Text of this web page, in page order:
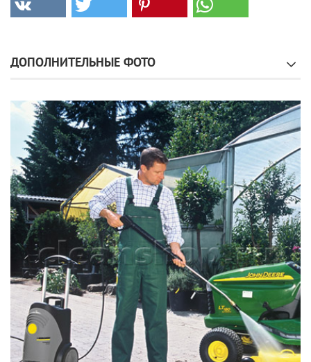
ДОПОЛНИТЕЛЬНЫЕ ФОТО